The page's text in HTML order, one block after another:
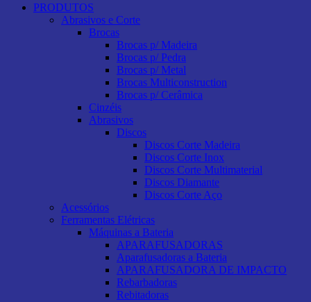
PRODUTOS
Abrasivos e Corte
Brocas
Brocas p/ Madeira
Brocas p/ Pedra
Brocas p/ Metal
Brocas Multiconstruction
Brocas p/ Cerâmica
Cinzéis
Abrasivos
Discos
Discos Corte Madeira
Discos Corte Inox
Discos Corte Multimaterial
Discos Diamante
Discos Corte Aço
Acessórios
Ferramentas Elétricas
Máquinas a Bateria
APARAFUSADORAS
Aparafusadoras a Bateria
APARAFUSADORA DE IMPACTO
Rebarbadoras
Rebitadoras